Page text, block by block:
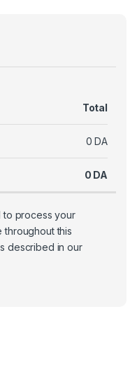
Total
0 DA
0 DA
to process your
this
described in our